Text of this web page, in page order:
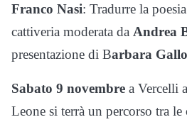
Franco Nasi: Tradurre la
cattiveria moderata da Andrea
presentazione di Barbara Gallo
Sabato 9 novembre a Vercelli
Leone si terrà un percorso tra le